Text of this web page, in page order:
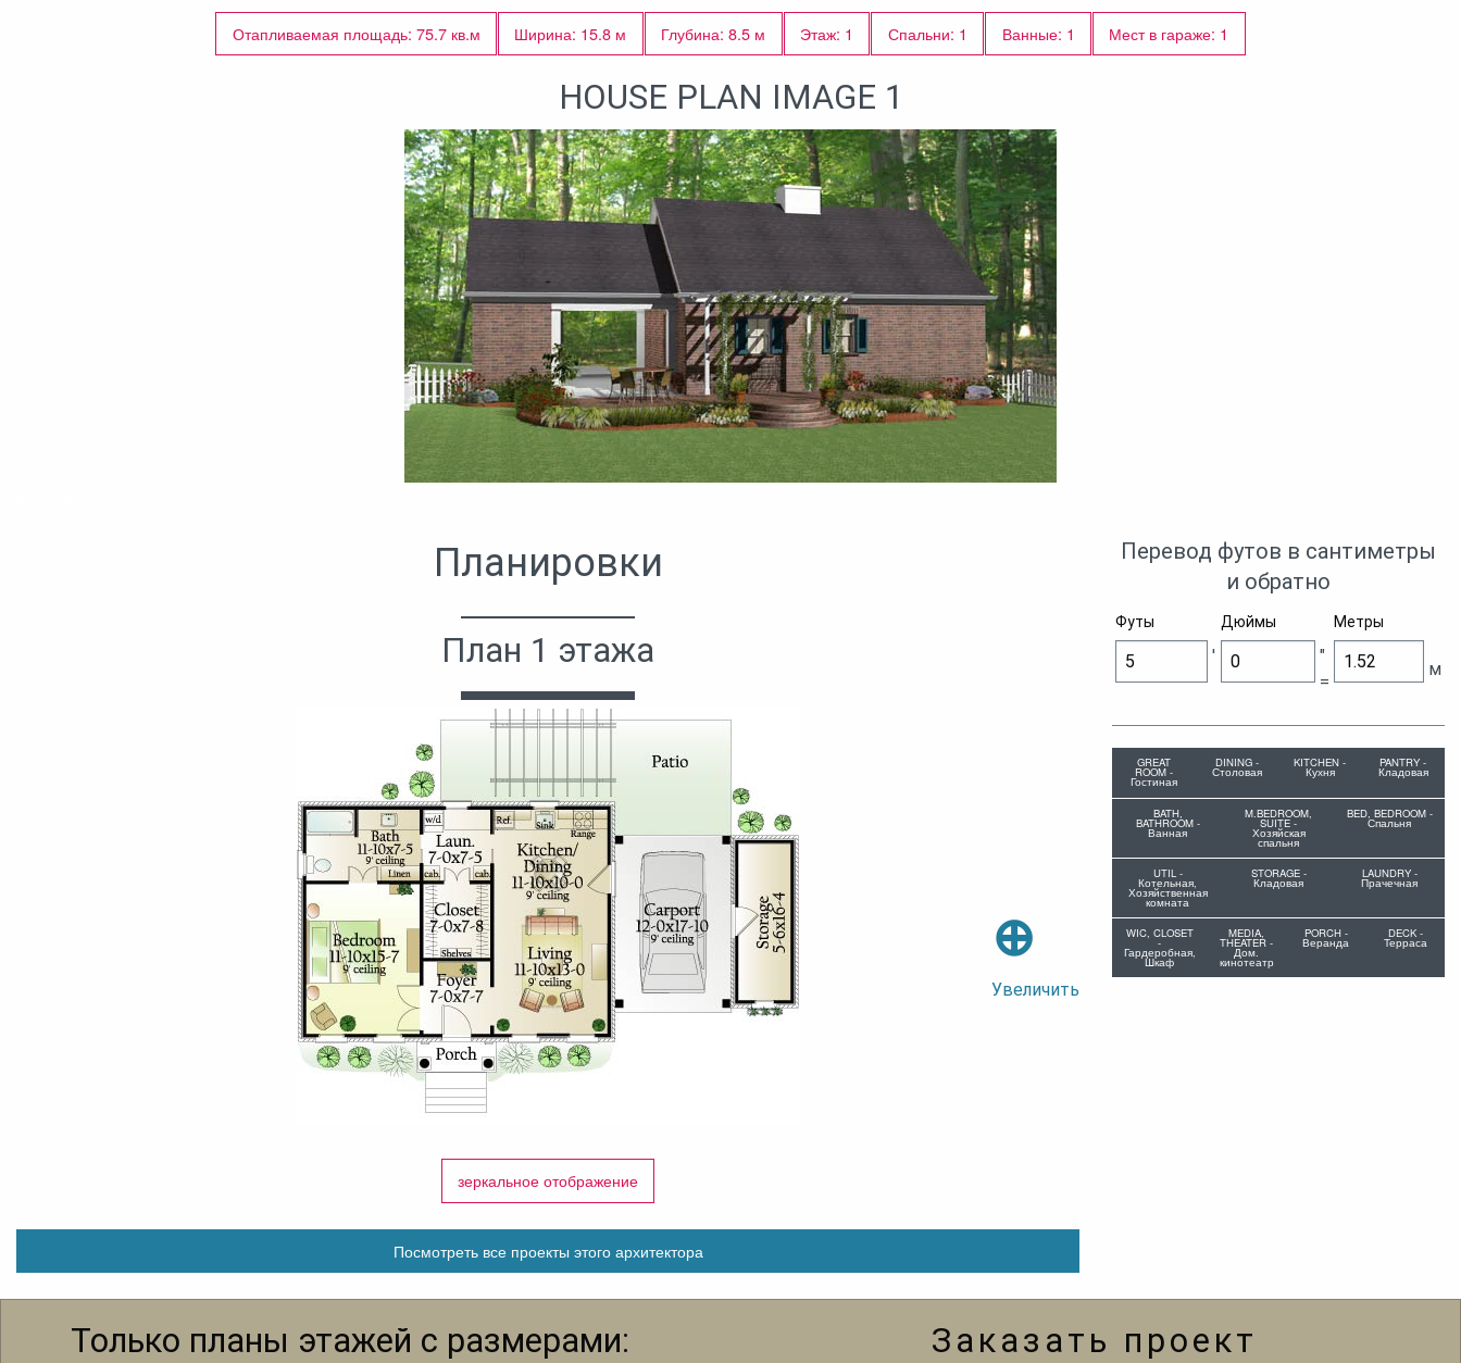
Отапливаемая площадь: 75.7 кв.м Ширина: 15.8 м Глубина: 8.5 м Этаж: 1 Спальни: 1 Ванные: 1 Мест в гараже: 1
HOUSE PLAN IMAGE 1
Планировки
План 1 этажа
⊕
Увеличить
зеркальное отображение
Посмотреть все проекты этого архитектора
Перевод футов в сантиметры
и обратно
Футы Дюймы Метры
'
"
=
м
GREAT
ROOM -
Гостиная
DINING -
Столовая
KITCHEN -
Кухня
PANTRY -
Кладовая
BATH,
BATHROOM -
Ванная
M.BEDROOM,
SUITE -
Хозяйская
спальня
BED, BEDROOM -
Спальня
UTIL -
Котельная,
Хозяйственная
комната
STORAGE -
Кладовая
LAUNDRY -
Прачечная
WIC, CLOSET
-
Гардеробная,
Шкаф
MEDIA,
THEATER -
Дом.
кинотеатр
PORCH -
Веранда
DECK -
Терраса
Только планы этажей с размерами:
Заказать проект